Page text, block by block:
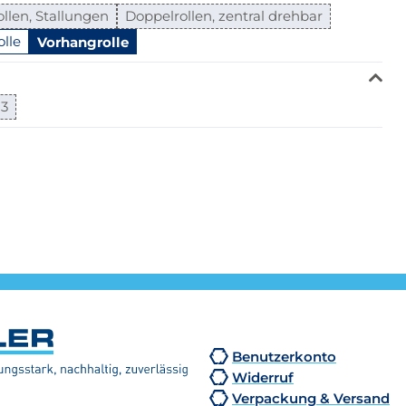
Stallungen
Doppelrollen, zentral drehbar
Vorhangrolle
Benutzerkonto
Widerruf
Verpackung & Versand